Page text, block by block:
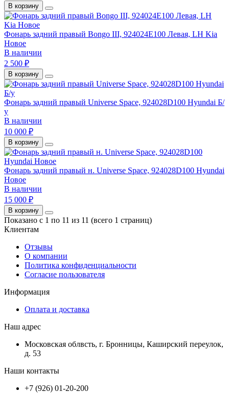
В корзину
Фонарь задний правый Bongo III, 924024E100 Левая, LH Kia
Новое
В наличии
2 500 ₽
В корзину
Фонарь задний правый Universe Space, 924028D100 Hyundai Б/
у
В наличии
10 000 ₽
В корзину
Фонарь задний правый н. Universe Space, 924028D100 Hyundai
Новое
В наличии
15 000 ₽
В корзину
Показано с 1 по 11 из 11 (всего 1 страниц)
Клиентам
Отзывы
О компании
Политика конфиденциальности
Согласие пользователя
Информация
Оплата и доставка
Наш адрес
Московская облвсть, г. Бронницы, Каширский переулок,
д. 53
Наши контакты
+7 (926) 01-20-200